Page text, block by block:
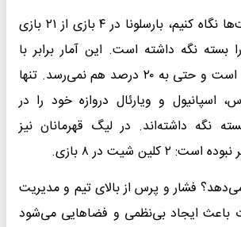
اگر به تفکیک رقابت‌ها نگاه کنیم، بارسلونا در ۴ بازی از ۲۱ بازی
بسته نگه داشته است. این آمار برابر با
والنسیا و سلتاویگو است و حتی به ۲۰ درصد هم نمی‌رسد. تنها
اسپانیول و ویارئال دروازه خود را در
نگه داشته‌اند. در لیگ قهرمانان نیز
شیت در ۸ بازی.
فشار و پرس از بالای تیم و مدیریت
باعث ایجاد بی‌نظمی و فضاهایی می‌شود